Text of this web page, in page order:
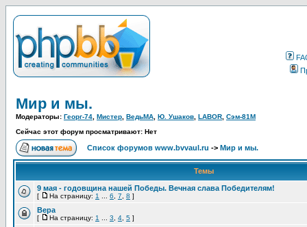
Мир и мы.
Модераторы: Георг-74 Мистер ВедьМА Ю. Ушаков LABOR Сэм-81М
Сейчас этот форум просматривают: Нет
Список форумов www.bvvaul.ru -> Мир и мы.
Темы
9 мая - годовщина нашей Победы. Вечная слава Победителям!
[ На страницу: 1 6 7 8 ]
Вера
[ На страницу: 1 3 4 5 ]